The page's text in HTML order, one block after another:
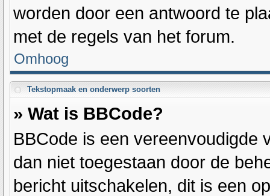
worden door een antwoord te
met de regels van het forum.
Omhoog
Tekstopmaak en onderwerp soorten
» Wat is BBCode?
BBCode is een vereenvoudigde
dan niet toegestaan door de
bericht uitschakelen, dit is een